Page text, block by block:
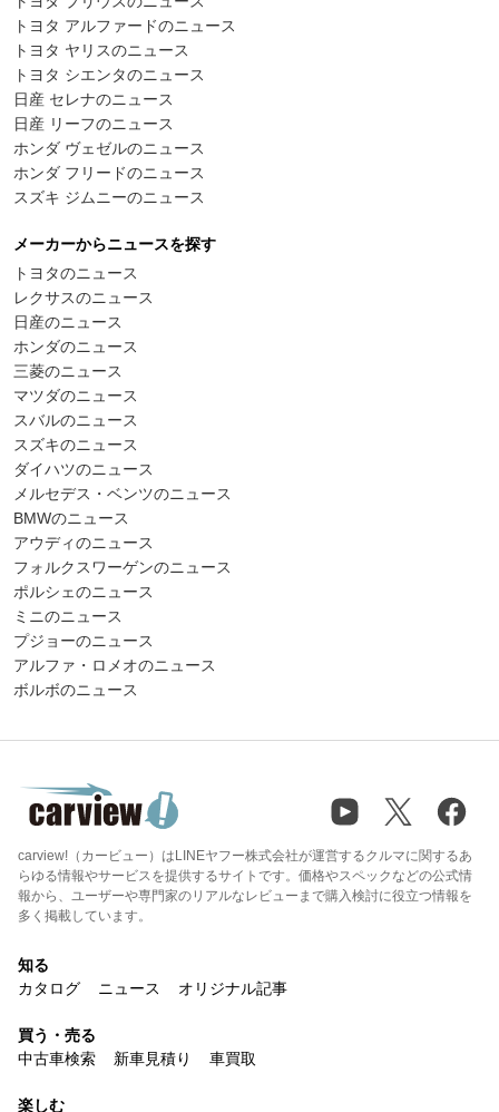
トヨタ アルファードのニュース
トヨタ ヤリスのニュース
トヨタ シエンタのニュース
日産 セレナのニュース
日産 リーフのニュース
ホンダ ヴェゼルのニュース
ホンダ フリードのニュース
スズキ ジムニーのニュース
メーカーからニュースを探す
トヨタのニュース
レクサスのニュース
日産のニュース
ホンダのニュース
三菱のニュース
マツダのニュース
スバルのニュース
スズキのニュース
ダイハツのニュース
メルセデス・ベンツのニュース
BMWのニュース
アウディのニュース
フォルクスワーゲンのニュース
ポルシェのニュース
ミニのニュース
プジョーのニュース
アルファ・ロメオのニュース
ボルボのニュース
carview!（カービュー）はLINEヤフー株式会社が運営するクルマに関するあ
らゆる情報やサービスを提供するサイトです。価格やスペックなどの公式情
報から、ユーザーや専門家のリアルなレビューまで購入検討に役立つ情報を
多く掲載しています。
知る
カタログ
ニュース オリジナル記事
買う・売る
中古車検索
新車見積り 車買取
楽しむ